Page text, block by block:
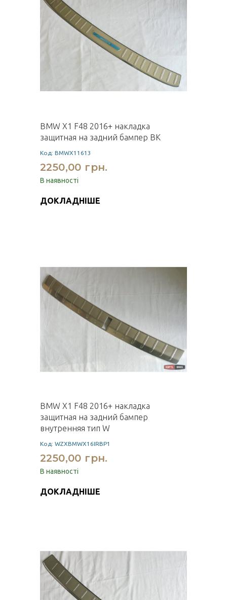
BMW X1 F48 2016+ накладка
защитная на задний бампер BK
Код: BMWX11613
2250,00 грн.
В наявності
ДОКЛАДНІШЕ
BMW X1 F48 2016+ накладка
защитная на задний бампер
внутренняя тип W
Код: WZXBMWX16IRBP1
2250,00 грн.
В наявності
ДОКЛАДНІШЕ